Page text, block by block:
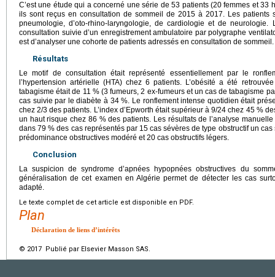
C’est une étude qui a concerné une série de 53 patients (20 femmes et 33
ils sont reçus en consultation de sommeil de 2015 à 2017. Les patients
pneumologie, d’oto-rhino-laryngologie, de cardiologie et de
consultation suivie d’un enregistrement ambulatoire par polygraphe
est d’analyser une cohorte de patients adressés en consultation de sommeil.
Résultats
Le motif de consultation était représenté essentiellement par le
l’hypertension artérielle (HTA) chez 6 patients. L’obésité a été
tabagisme était de 11 % (3 fumeurs, 2 ex-fumeurs et un cas de tabagisme
cas suivie par le diabète à 34 %. Le ronflement intense quotidien était
chez 2/3 des patients. L’index d’Epworth était supérieur à 9/24 chez 45 %
un haut risque chez 86 % des patients. Les résultats de l’analyse
dans 79 % des cas représentés par 15 cas sévères de type obstructif un
prédominance obstructives modéré et 20 cas obstructifs légers.
Conclusion
La suspicion de syndrome d’apnées hypopnées obstructives du
généralisation de cet examen en Algérie permet de détecter les cas
adapté.
Le texte complet de cet article est disponible en PDF.
Plan
Déclaration de liens d’intérêts
© 2017 Publié par Elsevier Masson SAS.